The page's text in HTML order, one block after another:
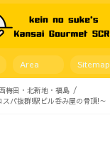
Area Sitemap
梅田・北新地・福島
パ抜群!駅ビル呑み屋の骨頂!～